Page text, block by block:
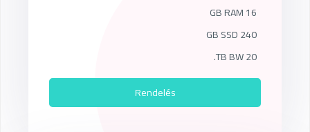
16 GB RAM
240 GB SSD
20 TB BW.
Rendelés